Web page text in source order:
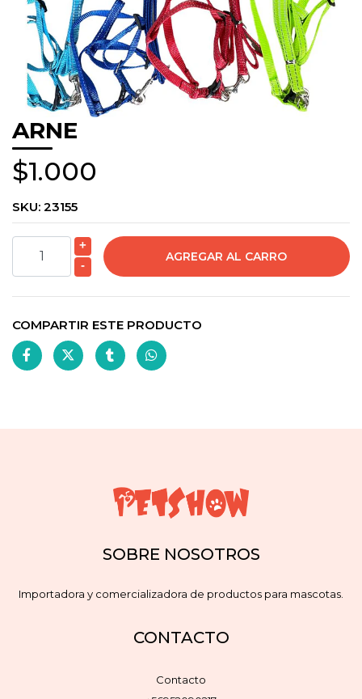
ARNE
$1.000
SKU: 23155
+
-
COMPARTIR ESTE PRODUCTO
SOBRE NOSOTROS
Importadora y comercializadora de productos para mascotas.
CONTACTO
Contacto